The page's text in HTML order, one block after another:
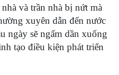
và trần nhà bị nứt mà
xuyên dẫn đến nước
ngày sẽ ngấm dần xuống
tạo điều kiện phát triển